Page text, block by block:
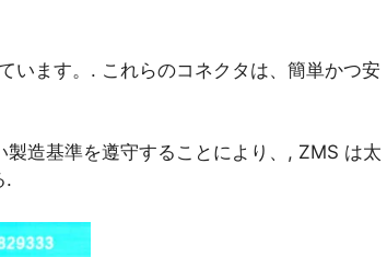
います。. これらのコネクタは、簡単かつ安
造基準を遵守することにより、, ZMS は太
.